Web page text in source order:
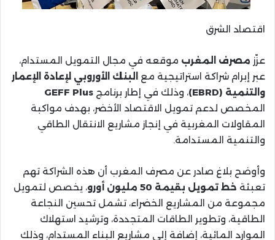
اقتصاد الشرق
عزّز مصرف المغرب موقعه في مجال التمويل المستدام،
عبر إبرام شراكة استراتيجية مع
البنك الأوروبي لإعادة الإعمار
والتنمية (EBRD)
، وذلك في إطار برنامج GEFF Plus
المخصص لدعم تمويل الاقتصاد الأخضر، بهدف مواكبة
المقاولات المغربية في إنجاز مشاريع الانتقال الطاقي
والتنمية المستدامة.
وأوضح بلاغ صادر عن مصرف المغرب أن هذه الشراكة تهم
تعبئة خط تمويل بقيمة 50 مليون أورو
، يخصص لتمويل
مجموعة من المشاريع الخضراء، تشمل تحسين النجاعة
الطاقية، وتطوير الطاقات المتجددة، وترشيد استهلاك
الموارد المائية، إضافة إلى مشاريع البناء المستدام، وذلك